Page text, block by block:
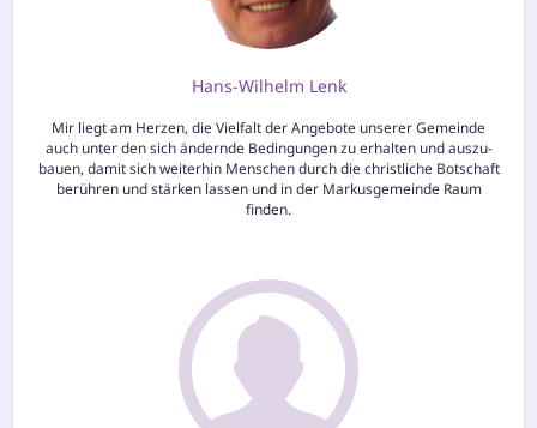
Hans-Wilhelm Lenk
Mir liegt am Herzen, die Vielfalt der Angebote unse­rer Gemeinde
auch unter den sich ändern­de Bedingungen zu erhal­ten und aus­zu­
bau­en, damit sich wei­ter­hin Menschen durch die christ­li­che Botschaft
berüh­ren und stär­ken las­sen und in der Markusgemeinde Raum
finden.